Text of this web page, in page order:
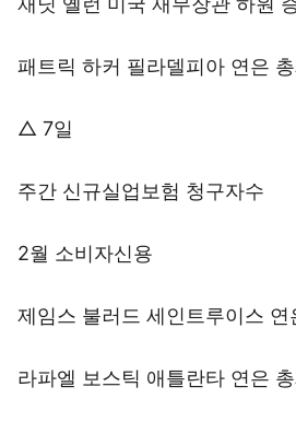
패트릭 하커 필라델피아 연은
△ 7일
주간 신규실업보험 청구자수
2월 소비자신용
제임스 불러드 세인트루이스 연
라파엘 보스틱 애틀란타 연은